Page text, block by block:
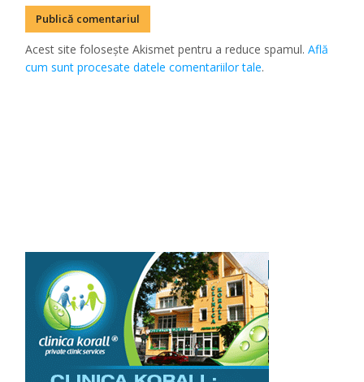
Acest site folosește Akismet pentru a reduce spamul.Află
cum sunt procesate datele comentariilor tale.